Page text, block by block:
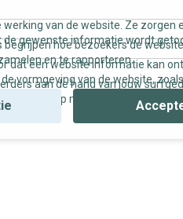
werking van de website. Ze zorgen
de gewenste informatie wordt
hoe bezoekers de
en te rapporteren.
dat een website informatie kan
vormgeving van de website,
aan de hand van jouw
en op maat gemaakte